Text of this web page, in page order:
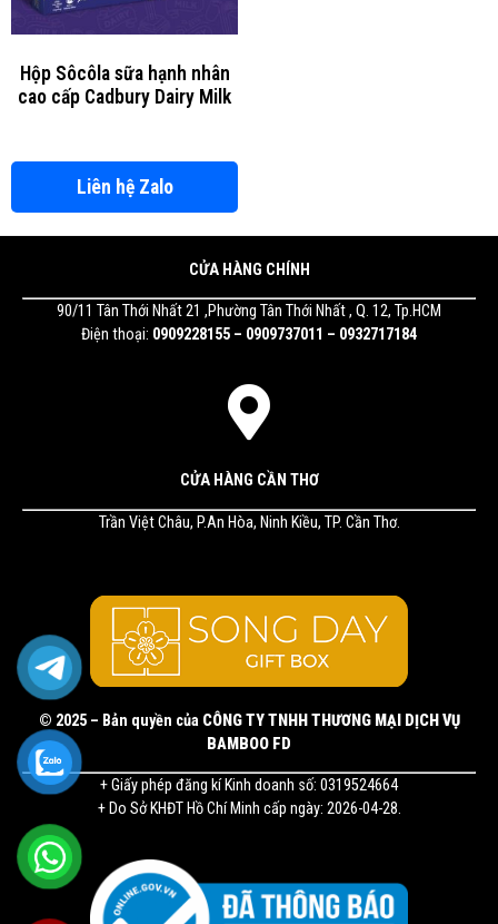
Hộp Sôcôla sữa hạnh nhân
cao cấp Cadbury Dairy Milk
Liên hệ Zalo
CỬA HÀNG CHÍNH
90/11 Tân Thới Nhất 21 ,Phường Tân Thới Nhất , Q. 12, Tp.HCM
Điện thoại: 0909228155 – 0909737011 – 0932717184
CỬA HÀNG CẦN THƠ
Trần Việt Châu, P.An Hòa, Ninh Kiều, TP. Cần Thơ.
© 2025 – Bản quyền của CÔNG TY TNHH THƯƠNG MẠI DỊCH VỤ
BAMBOO FD
+ Giấy phép đăng kí Kinh doanh số: 0319524664
+ Do Sở KHĐT Hồ Chí Minh cấp ngày: 2026-04-28.